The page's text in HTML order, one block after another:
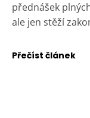
přednášek
ale jen stěží
Přečíst článek